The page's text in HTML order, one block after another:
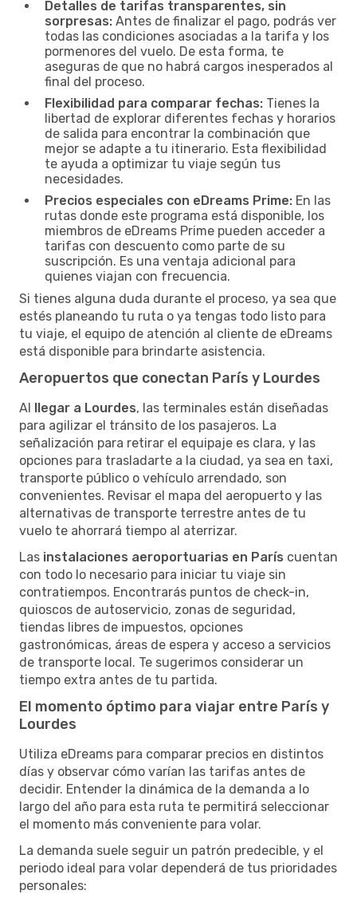
Detalles de tarifas transparentes, sin
sorpresas: Antes de finalizar el pago, podrás ver
todas las condiciones asociadas a la tarifa y los
pormenores del vuelo. De esta forma, te
aseguras de que no habrá cargos inesperados al
final del proceso.
Flexibilidad para comparar fechas: Tienes la
libertad de explorar diferentes fechas y horarios
de salida para encontrar la combinación que
mejor se adapte a tu itinerario. Esta flexibilidad
te ayuda a optimizar tu viaje según tus
necesidades.
Precios especiales con eDreams Prime: En las
rutas donde este programa está disponible, los
miembros de eDreams Prime pueden acceder a
tarifas con descuento como parte de su
suscripción. Es una ventaja adicional para
quienes viajan con frecuencia.
Si tienes alguna duda durante el proceso, ya sea que
estés planeando tu ruta o ya tengas todo listo para
tu viaje, el equipo de atención al cliente de eDreams
está disponible para brindarte asistencia.
Aeropuertos que conectan París y Lourdes
Al llegar a Lourdes, las terminales están diseñadas
para agilizar el tránsito de los pasajeros. La
señalización para retirar el equipaje es clara, y las
opciones para trasladarte a la ciudad, ya sea en taxi,
transporte público o vehículo arrendado, son
convenientes. Revisar el mapa del aeropuerto y las
alternativas de transporte terrestre antes de tu
vuelo te ahorrará tiempo al aterrizar.
Las instalaciones aeroportuarias en París cuentan
con todo lo necesario para iniciar tu viaje sin
contratiempos. Encontrarás puntos de check-in,
quioscos de autoservicio, zonas de seguridad,
tiendas libres de impuestos, opciones
gastronómicas, áreas de espera y acceso a servicios
de transporte local. Te sugerimos considerar un
tiempo extra antes de tu partida.
El momento óptimo para viajar entre París y
Lourdes
Utiliza eDreams para comparar precios en distintos
días y observar cómo varían las tarifas antes de
decidir. Entender la dinámica de la demanda a lo
largo del año para esta ruta te permitirá seleccionar
el momento más conveniente para volar.
La demanda suele seguir un patrón predecible, y el
periodo ideal para volar dependerá de tus prioridades
personales: